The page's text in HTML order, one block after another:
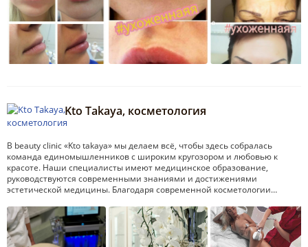
Kto Takaya, косметология
В beauty clinic «Kto takaya» мы делаем всё, чтобы здесь собралась
команда единомышленников с широким кругозором и любовью к
красоте. Наши специалисты имеют медицинское образование,
руководствуются современными знаниями и достижениями
эстетической медицины. Благодаря современной косметологии…